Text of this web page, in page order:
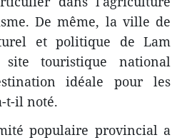
De même, la ville de
et politique de Lam
touristique national
idéale pour les
t-il noté.
populaire provincial a